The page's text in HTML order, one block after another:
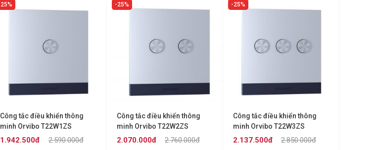
25%
Công tắc điều khiển thông
minh Orvibo T22W1ZS
2.590.000đ
1.942.500đ
25%
Công tắc điều khiển thông
minh Orvibo T22W2ZS
2.760.000đ
2.070.000đ
25%
Công tắc điều khiển thông
minh Orvibo T22W3ZS
2.850.000đ
2.137.500đ